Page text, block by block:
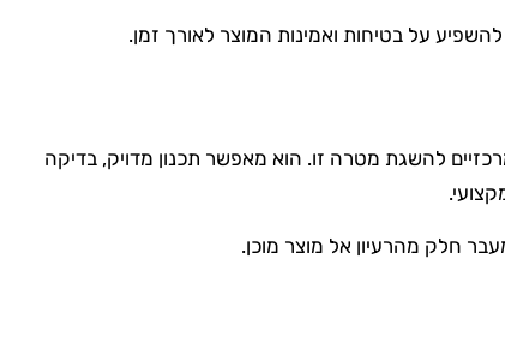
על בטיחות ואמינות המוצר לאורך זמן.
להשגת מטרה זו. הוא מאפשר תכנון מדויק, בדיקה
חלק מהרעיון אל מוצר מוכן.